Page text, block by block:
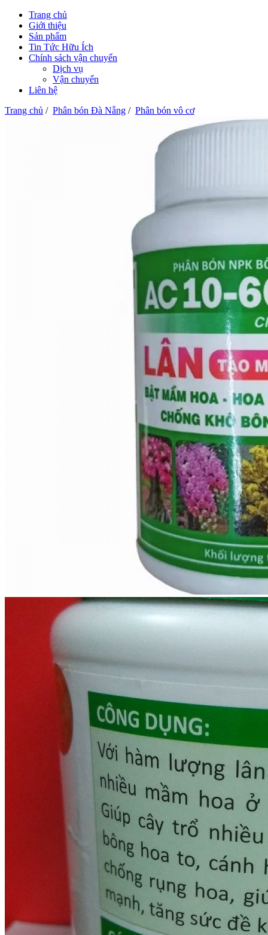
Trang chủ
Giới thiệu
Sản phẩm
Tin Tức Hữu Ích
Chính sách vận chuyển
Dịch vụ
Vận chuyển
Liên hệ
Trang chủ / Phân bón Đà Nẵng / Phân bón vô cơ